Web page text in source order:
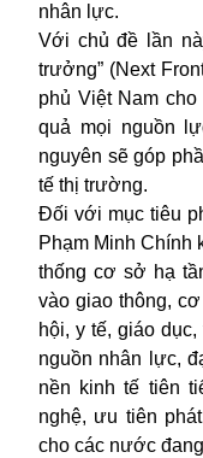
nhân lực.
Với chủ đề lần
trưởng” (Next
phủ Việt Nam cho
quả mọi nguồn
nguyên sẽ góp
tế thị trường.
Đối với mục tiêu
Phạm Minh Chính
thống cơ sở hạ
vào giao thông,
hội, y tế, giáo
nguồn nhân lực,
nền kinh tế tiên
nghệ, ưu tiên
cho các nước